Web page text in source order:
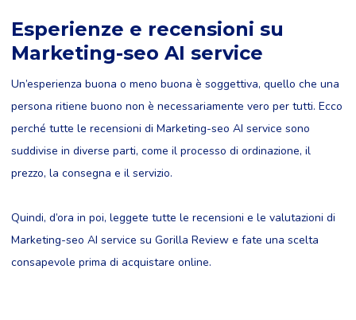
Esperienze e recensioni su
Marketing-seo AI service
Un’esperienza buona o meno buona è soggettiva, quello che una
persona ritiene buono non è necessariamente vero per tutti. Ecco
perché tutte le recensioni di Marketing-seo AI service sono
suddivise in diverse parti, come il processo di ordinazione, il
prezzo, la consegna e il servizio.
Quindi, d’ora in poi, leggete tutte le recensioni e le valutazioni di
Marketing-seo AI service su Gorilla Review e fate una scelta
consapevole prima di acquistare online.